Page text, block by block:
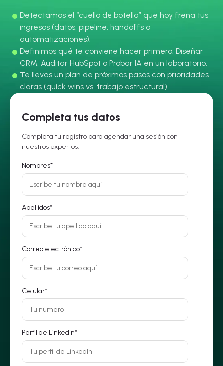
Detectamos el “cuello de botella” que hoy frena tus
ingresos (datos, pipeline, handoffs o
automatizaciones).
Definimos qué te conviene hacer primero: Diseñar
CRM, Auditar HubSpot o Probar IA en un laboratorio.
Te llevas un plan de próximos pasos con prioridades
claras (quick wins vs. trabajo estructural).
Completa tus datos
Completa tu registro para agendar una sesión con
nuestros expertos.
Nombres*
Apellidos*
Correo electrónico*
Celular*
Perfil de LinkedIn*